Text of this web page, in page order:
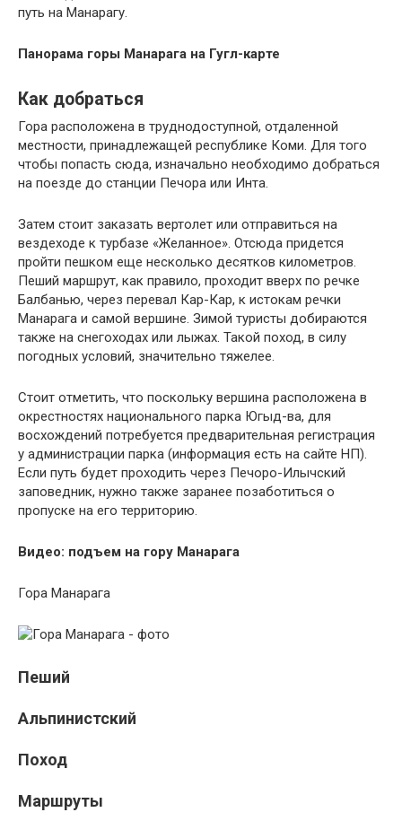
путь на Манарагу.
Панорама горы Манарага на Гугл-карте
Как добраться
Гора расположена в труднодоступной, отдаленной
местности, принадлежащей республике Коми. Для того
чтобы попасть сюда, изначально необходимо добраться
на поезде до станции Печора или Инта.
Затем стоит заказать вертолет или отправиться на
вездеходе к турбазе «Желанное». Отсюда придется
пройти пешком еще несколько десятков километров.
Пеший маршрут, как правило, проходит вверх по речке
Балбанью, через перевал Кар-Кар, к истокам речки
Манарага и самой вершине. Зимой туристы добираются
также на снегоходах или лыжах. Такой поход, в силу
погодных условий, значительно тяжелее.
Стоит отметить, что поскольку вершина расположена в
окрестностях национального парка Югыд-ва, для
восхождений потребуется предварительная регистрация
у администрации парка (информация есть на сайте НП).
Если путь будет проходить через Печоро-Илычский
заповедник, нужно также заранее позаботиться о
пропуске на его территорию.
Видео: подъем на гору Манарага
Гора Манарага
Пеший
Альпинистский
Поход
Маршруты